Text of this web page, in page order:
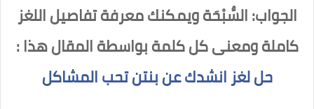
الجواب: السُّبْحَة ويمكنك معرفة تفاصيل اللغز
كاملة ومعنى كل كلمة بواسطة المقال هذا :
حل لغز انشدك عن بنتن تحب المشاكل